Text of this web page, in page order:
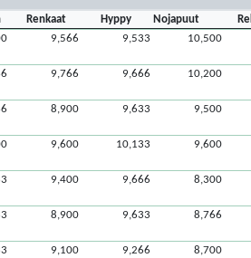
Renkaat Hyppy Nojapuut
9,566 9,533 10,500
9,766 9,666 10,200
8,900 9,633 9,500
9,600 10,133 9,600
9,400 9,666 8,300
8,900 9,633 8,766
9,100 9,266 8,700